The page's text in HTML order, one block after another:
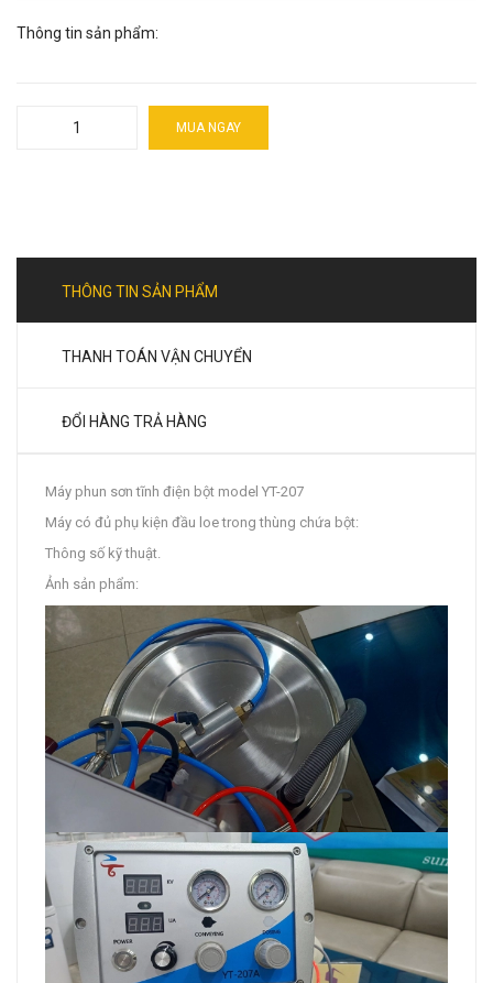
Thông tin sản phẩm:
MUA NGAY
THÔNG TIN SẢN PHẨM
THANH TOÁN VẬN CHUYỂN
ĐỔI HÀNG TRẢ HÀNG
Máy phun sơn tĩnh điện bột model YT-207
Máy có đủ phụ kiện đầu loe trong thùng chứa bột:
Thông số kỹ thuật.
Ảnh sản phẩm: